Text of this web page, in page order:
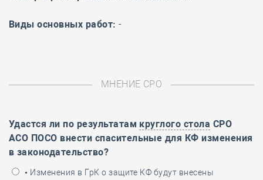
Виды основных работ: -
МНЕНИЕ СРО
Удастся ли по результатам круглого стола СРО
АСО ПОСО внести спасительные для КФ изменения
в законодательство?
• Изменения в ГрК о защите КФ будут внесены